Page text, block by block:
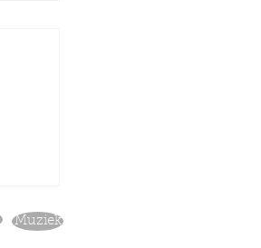
Muziek